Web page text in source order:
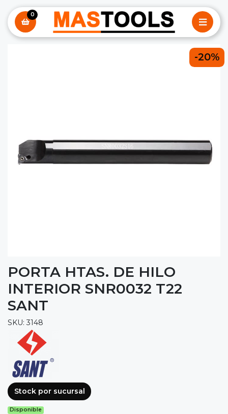
0
-20%
PORTA HTAS. DE HILO
INTERIOR SNR0032 T22
SANT
SKU: 3148
Stock por sucursal
Disponible